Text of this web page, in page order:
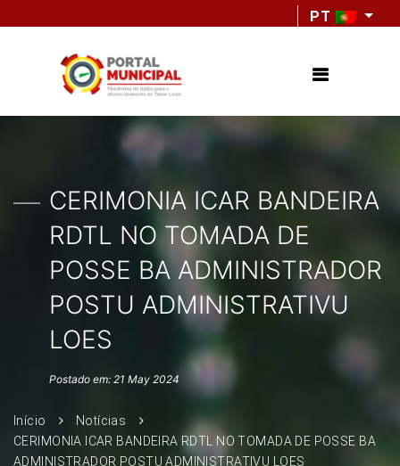
PT
CERIMONIA ICAR BANDEIRA
RDTL NO TOMADA DE
POSSE BA ADMINISTRADOR
POSTU ADMINISTRATIVU
LOES
Postado em: 21 May 2024
Início
Notícias
CERIMONIA ICAR BANDEIRA RDTL NO TOMADA DE POSSE BA
ADMINISTRADOR POSTU ADMINISTRATIVU LOES